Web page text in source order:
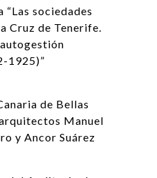
“Las sociedades
Cruz de Tenerife.
1925)”
de Bellas
Manuel
y Ancor Suárez